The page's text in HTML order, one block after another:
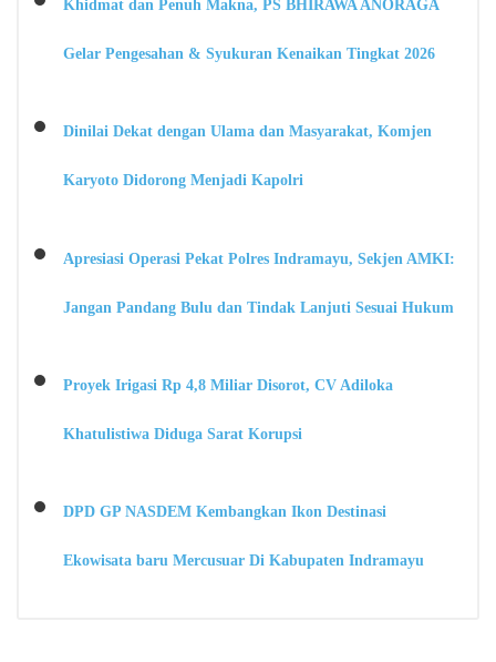
Khidmat dan Penuh Makna, PS BHIRAWA ANORAGA
Gelar Pengesahan & Syukuran Kenaikan Tingkat 2026
Dinilai Dekat dengan Ulama dan Masyarakat, Komjen
Karyoto Didorong Menjadi Kapolri
Apresiasi Operasi Pekat Polres Indramayu, Sekjen AMKI:
Jangan Pandang Bulu dan Tindak Lanjuti Sesuai Hukum
Proyek Irigasi Rp 4,8 Miliar Disorot, CV Adiloka
Khatulistiwa Diduga Sarat Korupsi
DPD GP NASDEM Kembangkan Ikon Destinasi
Ekowisata baru Mercusuar Di Kabupaten Indramayu